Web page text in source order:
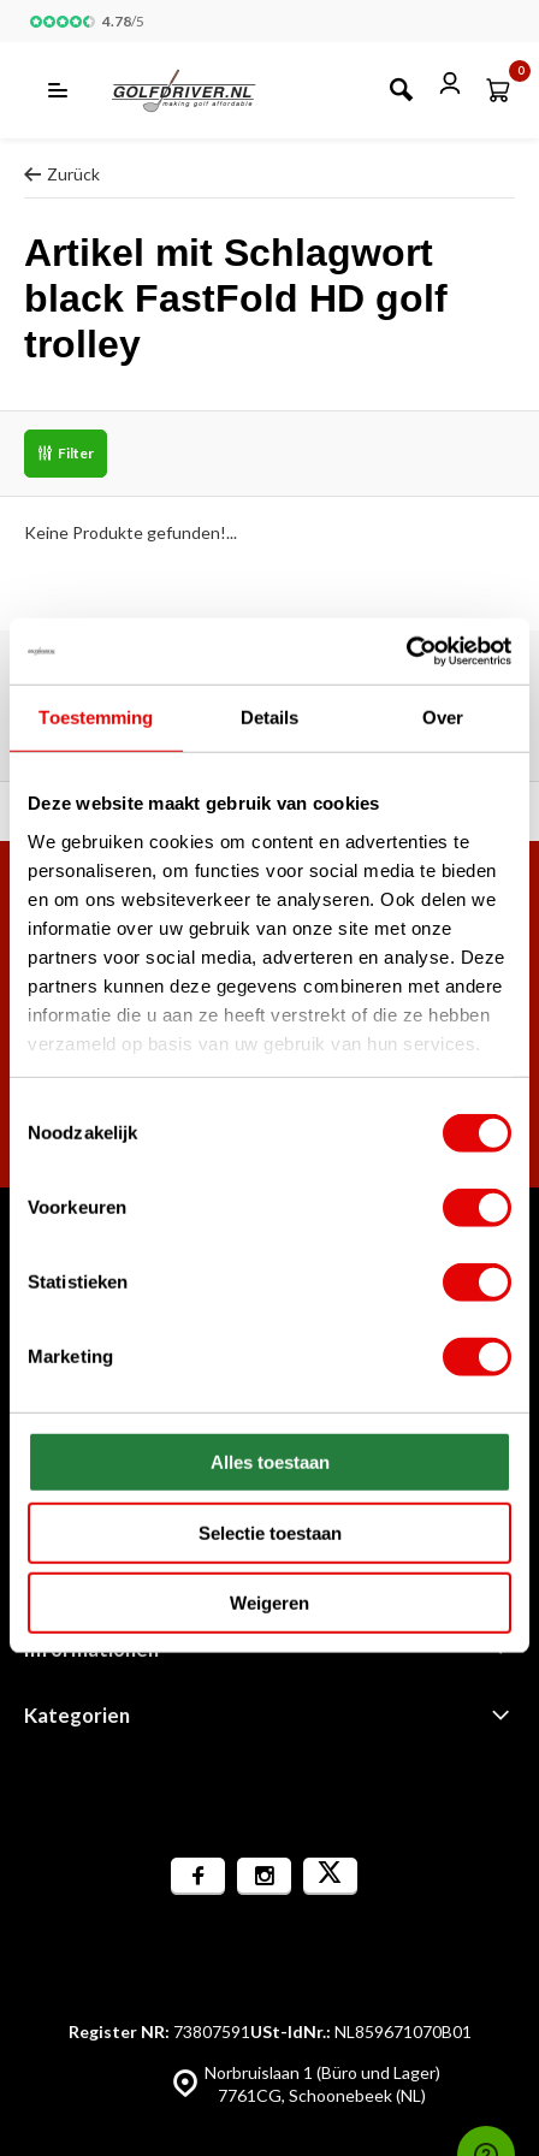
Toestemming Details Over
Deze website maakt gebruik van cookies
We gebruiken cookies om content en advertenties te
personaliseren, om functies voor social media te bieden
en om ons websiteverkeer te analyseren. Ook delen we
informatie over uw gebruik van onze site met onze
partners voor social media, adverteren en analyse. Deze
partners kunnen deze gegevens combineren met andere
informatie die u aan ze heeft verstrekt of die ze hebben
verzameld op basis van uw gebruik van hun services.
Noodzakelijk
Voorkeuren
Statistieken
Marketing
Alles toestaan
Selectie toestaan
Weigeren
4.78/5
0
Zurück
Artikel mit Schlagwort
black FastFold HD golf
trolley
Filter
Keine Produkte gefunden!...
Über 180.000 Kunden | Über 5.000 Bewertungen | Trusted
Bewertungen: Das sagen unsere
Kunden
an Top-Marken! Vor 15:00 Uhr bestellt,
Mehr als 38.000 Kunden haben sich bereits
angemeldet.
Melde dich für den Newsletter an und verpasse nie wieder
die besten Golfangebote!
Senden Sie uns eine E-Mail
sales@golfdriver.nl
Kundenservice
Informationen
Kategorien
Norbruislaan 1 (Büro und Lager)
7761CG, Schoonebeek (NL)
Register NR: 73807591 USt-IdNr.: NL859671070B01